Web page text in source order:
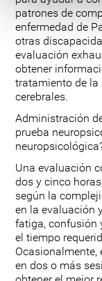
patrones de
enfermedad de
otras
evaluación
obtener
tratamiento de
cerebrales.
Administración
prueba
Una evaluación
dos y cinco
según la
en la evaluación
fatiga, confusión
el tiempo
Ocasionalmente,
en dos o más